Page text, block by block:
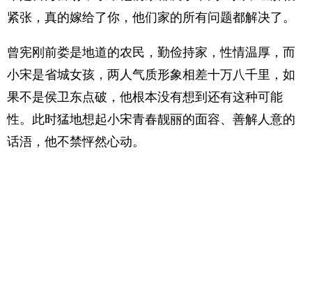
紧张，真的嫁给了你，他们家的所有问题都解决了。
曾宪刚前娄是地道的农民，勤俭持家，性情温厚，而
小宋是省城女孩，两人气质形象相差十万八千里，如
果不是侯卫东点破，他根本没有想到还有这种可能
性。此时猛地想起小宋青春靓丽的面容、善解人意的
话浯，他不禁怦然心动。